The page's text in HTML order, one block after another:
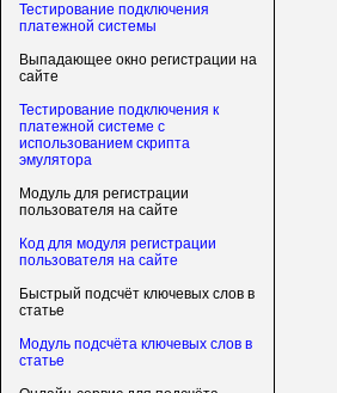
Тестирование подключения
платежной системы
Выпадающее окно регистрации на
сайте
Тестирование подключения к
платежной системе с
использованием скрипта
эмулятора
Модуль для регистрации
пользователя на сайте
Код для модуля регистрации
пользователя на сайте
Быстрый подсчёт ключевых слов в
статье
Модуль подсчёта ключевых слов в
статье